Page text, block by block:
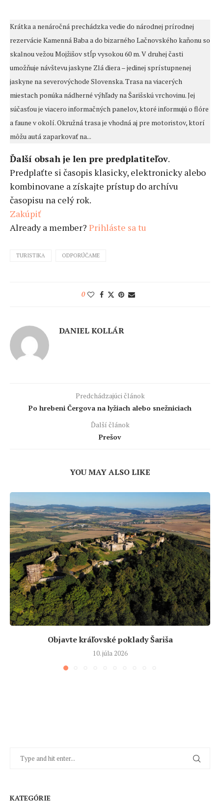
Krátka a nenáročná prechádzka vedie do národnej prírodnej
rezervácie Kamenná Baba a do bizarného Lačnovského kaňonu so
skalnou vežou Mojžišov stĺp vysokou 60 m. V druhej časti
umožňuje návštevu jaskyne Zlá diera – jedinej sprístupnenej
jaskyne na severovýchode Slovenska. Trasa na viacerých
miestach ponúka nádherné výhľady na Šarišskú vrchovinu. Jej
súčasťou je viacero informačných panelov, ktoré informujú o flóre
a faune v okolí. Okružná trasa je vhodná aj pre motoristov, ktorí
môžu autá zaparkovať na...
Ďalší obsah je len pre predplatiteľov.
Predplaťte si časopis klasicky, elektronicky alebo
kombinovane a získajte prístup do archívu
časopisu na celý rok.
Zakúpiť
Already a member? Prihláste sa tu
TURISTIKA ODPORÚČAME
0
DANIEL KOLLÁR
Predchádzajúci článok
Po hrebeni Čergova na lyžiach alebo snežniciach
Ďalší článok
Prešov
YOU MAY ALSO LIKE
Objavte kráľovské poklady Šariša
10. júla 2026
KATEGÓRIE